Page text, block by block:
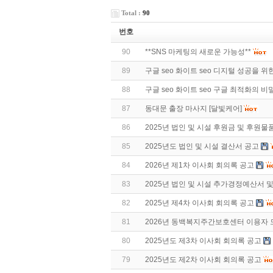
Total : 90
번호
90 **SNS 마케팅의 새로운 가능성**
89 구글 seo 화이트 seo 디지털 성공을 위
88 구글 seo 화이트 seo 구글 최적화의 비
87 동대문 출장 마사지 [달빛케어]
86 2025년 법인 및 시설 후원금 및 후원물
85 2025년도 법인 및 시설 결산서 공고
84 2026년 제1차 이사회 회의록 공고
83 2025년 법인 및 시설 추가경정예산서
82 2025년 제4차 이사회 회의록 공고
81 2026년 동백복지주간보호센터 이용자
80 2025년도 제3차 이사회 회의록 공고
79 2025년도 제2차 이사회 회의록 공고